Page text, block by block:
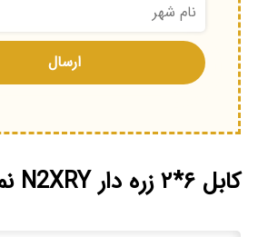
کابل ۶*۲ زره دار N2XRY نمایندگی اصل